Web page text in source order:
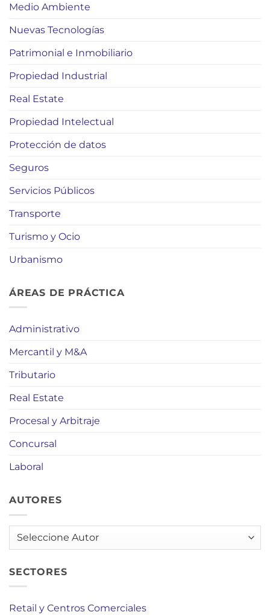
Medio Ambiente
Nuevas Tecnologías
Patrimonial e Inmobiliario
Propiedad Industrial
Real Estate
Propiedad Intelectual
Protección de datos
Seguros
Servicios Públicos
Transporte
Turismo y Ocio
Urbanismo
ÁREAS DE PRÁCTICA
Administrativo
Mercantil y M&A
Tributario
Real Estate
Procesal y Arbitraje
Concursal
Laboral
AUTORES
AUTORES
SECTORES
Retail y Centros Comerciales